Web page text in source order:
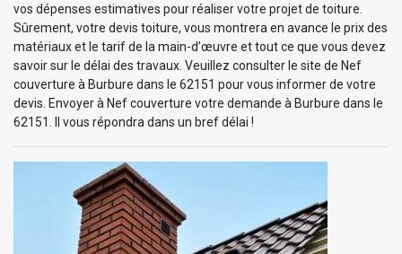
vos dépenses estimatives pour réaliser votre projet de toiture.
Sûrement, votre devis toiture, vous montrera en avance le prix des
matériaux et le tarif de la main-d’œuvre et tout ce que vous devez
savoir sur le délai des travaux. Veuillez consulter le site de Nef
couverture à Burbure dans le 62151 pour vous informer de votre
devis. Envoyer à Nef couverture votre demande à Burbure dans le
62151. Il vous répondra dans un bref délai !